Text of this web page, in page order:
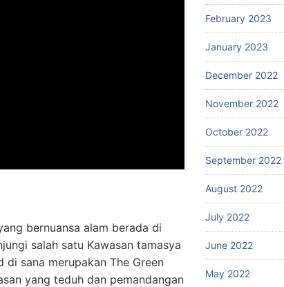
bernuansa alam berada di
salah satu Kawasan tamasya
sana merupakan The Green
yang teduh dan pemandangan
February 2023
January 2023
December 2022
November 2022
October 2022
September 2022
August 2022
July 2022
June 2022
May 2022